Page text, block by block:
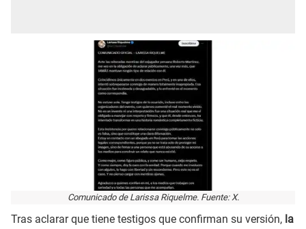
Comunicado de Larissa Riquelme. Fuente: X.
Tras aclarar que tiene testigos que confirman su versión, la